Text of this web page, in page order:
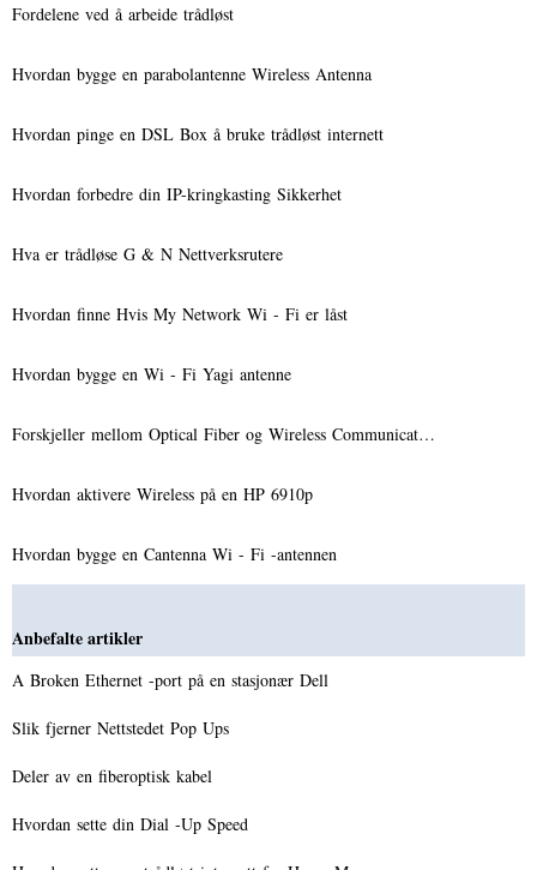
Fordelene ved å arbeide trådløst
Hvordan bygge en parabolantenne Wireless Antenna
Hvordan pinge en DSL Box å bruke trådløst internett
Hvordan forbedre din IP-kringkasting Sikkerhet
Hva er trådløse G & N Nettverksrutere
Hvordan finne Hvis My Network Wi - Fi er låst
Hvordan bygge en Wi - Fi Yagi antenne
Forskjeller mellom Optical Fiber og Wireless Communicat…
Hvordan aktivere Wireless på en HP 6910p
Hvordan bygge en Cantenna Wi - Fi -antennen
Anbefalte artikler
A Broken Ethernet -port på en stasjonær Dell
Slik fjerner Nettstedet Pop Ups
Deler av en fiberoptisk kabel
Hvordan sette din Dial -Up Speed ​​